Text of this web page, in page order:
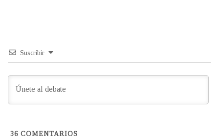
Suscribir
36 COMENTARIOS